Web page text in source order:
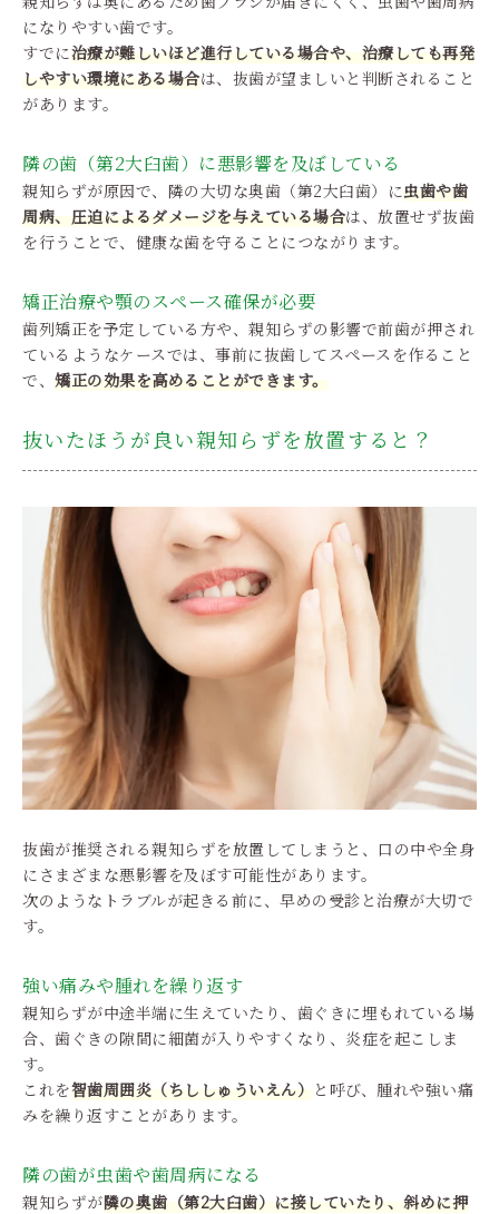
になりやすい歯です。
すでに治療が難しいほど進行している場合や、治療しても再発
しやすい環境にある場合は、抜歯が望ましいと判断されること
があります。
隣の歯（第2大臼歯）に悪影響を及ぼしている
親知らずが原因で、隣の大切な奥歯（第2大臼歯）に虫歯や歯
周病、圧迫によるダメージを与えている場合は、放置せず抜歯
を行うことで、健康な歯を守ることにつながります。
矯正治療や顎のスペース確保が必要
歯列矯正を予定している方や、親知らずの影響で前歯が押され
ているようなケースでは、事前に抜歯してスペースを作ること
で、 矯正の効果を高めることができます。
抜いたほうが良い親知らずを放置すると？
抜歯が推奨される親知らずを放置してしまうと、口の中や全身
にさまざまな悪影響を及ぼす可能性があります。
次のようなトラブルが起きる前に、早めの受診と治療が大切で
す。
強い痛みや腫れを繰り返す
親知らずが中途半端に生えていたり、歯ぐきに埋もれている場
合、歯ぐきの隙間に細菌が入りやすくなり、炎症を起こしま
す。
これを智歯周囲炎（ちししゅういえん） と呼び、腫れや強い痛
みを繰り返すことがあります。
隣の歯が虫歯や歯周病になる
親知らずが隣の奥歯（第2大臼歯）に接していたり、斜めに押